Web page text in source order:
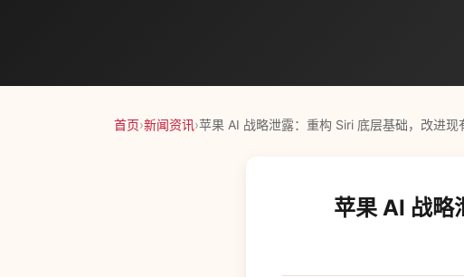
首页›新闻资讯›苹果 AI 战略泄露：重构 Siri 底层基础，改进现
苹果 AI 战略